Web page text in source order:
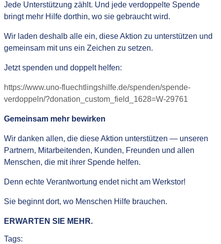
Jede Unterstützung zählt. Und jede verdoppelte Spende
bringt mehr Hilfe dorthin, wo sie gebraucht wird.
Wir laden deshalb alle ein, diese Aktion zu unterstützen und
gemeinsam mit uns ein Zeichen zu setzen.
Jetzt spenden und doppelt helfen:
https://www.uno-fluechtlingshilfe.de/spenden/spende-
verdoppeln/?donation_custom_field_1628=W-29761
Gemeinsam mehr bewirken
Wir danken allen, die diese Aktion unterstützen — unseren
Partnern, Mitarbeitenden, Kunden, Freunden und allen
Menschen, die mit ihrer Spende helfen.
Denn echte Verantwortung endet nicht am Werkstor!
Sie beginnt dort, wo Menschen Hilfe brauchen.
ERWARTEN SIE MEHR.
Tags: